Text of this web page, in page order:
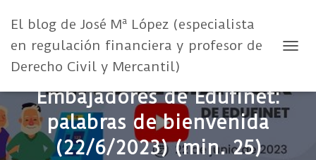
El blog de José Mª López (especialista
en regulación financiera y profesor de
Derecho Civil y Mercantil)
Embajadores de Edufinet:
palabras de bienvenida
(22/6/2023) (min. 25)